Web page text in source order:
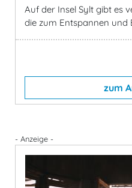
Auf der Insel Sylt gibt es
die zum Entspannen und
zum
- Anzeige -